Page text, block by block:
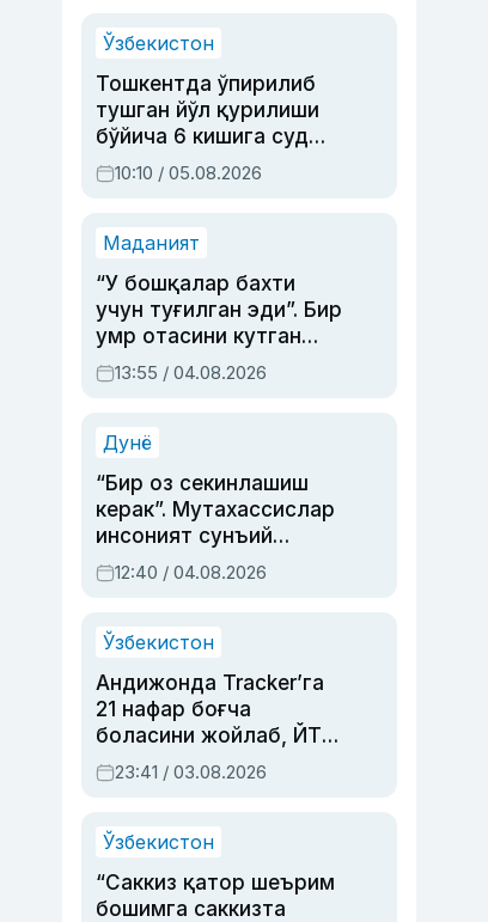
Ўзбекистон
Тошкентда ўпирилиб
тушган йўл қурилиши
бўйича 6 кишига суд
ҳукми ўқилди
10:10 / 05.08.2026
Маданият
“У бошқалар бахти
учун туғилган эди”. Бир
умр отасини кутган
актриса ва дубльяж
устаси Римма
синовларга тўла ҳаёти
13:55 / 04.08.2026
Дунё
“Бир оз секинлашиш
керак”. Мутахассислар
инсоният сунъий
интеллектни бошқара
олмай қолишидан
12:40 / 04.08.2026
Ўзбекистон
Андижонда Tracker’га
21 нафар боғча
боласини жойлаб, ЙТҲ
содир этган аёлга суд
ҳукми ўқилди
23:41 / 03.08.2026
Ўзбекистон
“Саккиз қатор шеърим
бошимга саккизта